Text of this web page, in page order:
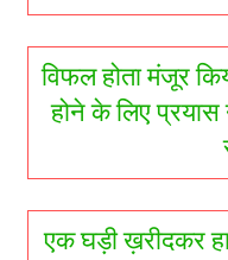
विफल होता मंजूर
होने के लिए
एक घड़ी ख़रीदकर